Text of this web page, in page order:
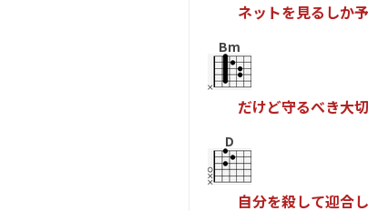
ネッ トを見る しか予
Bm
だけど守るべき大切
D
自分を殺して迎合し